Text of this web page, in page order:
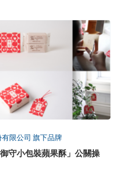
限公司 旗下品牌
守小包裝蘋果酥」公關操